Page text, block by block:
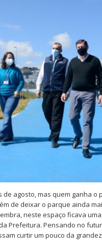
agosto, mas quem ganha o
de deixar o parque ainda
neste espaço ficava
Prefeitura. Pensando no
curtir um pouco da